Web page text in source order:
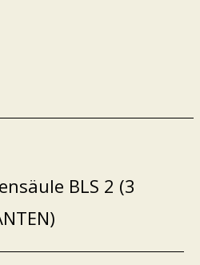
BLS 2 (3